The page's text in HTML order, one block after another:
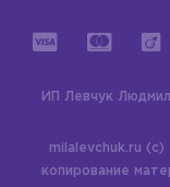
ИП Левчук
milalevchuk.ru (c)
копирование